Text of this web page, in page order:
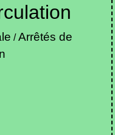
/Arrêtés de